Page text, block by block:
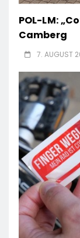
POL-LM:
Camberg
7. AUGUST